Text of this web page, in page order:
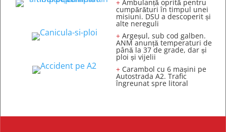
+ Ambulanță oprită pentru
cumpărături în timpul unei
misiuni. DSU a descoperit și
alte nereguli
+ Argeșul, sub cod galben.
ANM anunță temperaturi de
până la 37 de grade, dar și
ploi și vijelii
+ Carambol cu 6 mașini pe
Autostrada A2. Trafic
îngreunat spre litoral